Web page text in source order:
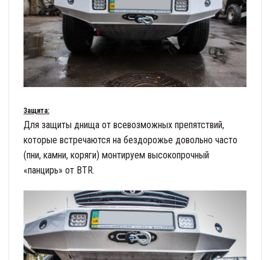
Защита:
Для защиты днища от всевозможных препятствий,
которые встречаются на бездорожье довольно часто
(пни, камни, коряги) монтируем высокопрочный
«панцирь» от BTR.